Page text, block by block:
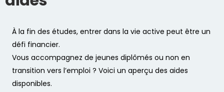
À la fin des études, entrer dans la vie active peut être un
défi financier.
Vous accompagnez de jeunes diplômés ou non en
transition vers l’emploi ? Voici un aperçu des aides
disponibles.